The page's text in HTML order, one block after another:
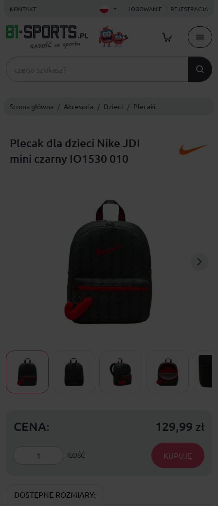
KONTAKT LOGOWANIE REJESTRACJA
Strona główna Akcesoria Dzieci Plecaki
Plecak dla dzieci Nike JDI
mini czarny IO1530 010
CENA: 129,99 zł
ILOŚĆ KUPUJĘ
DOSTĘPNE ROZMIARY: